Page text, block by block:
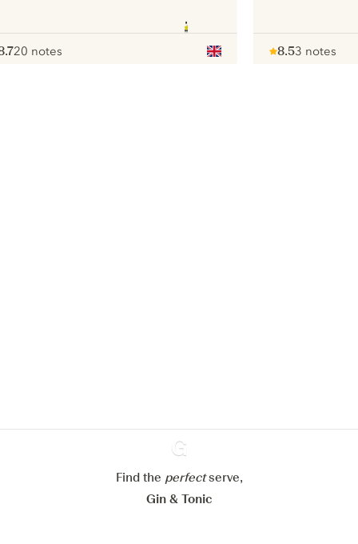
20 notes
8.53 notes
Ginventory
Find the perfectserve,
Gin & Tonic
Paramétrer mes cookies
Refuser tout Accepter tout